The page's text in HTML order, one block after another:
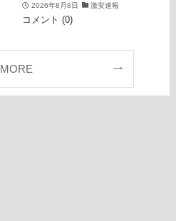
2026年8月8日 激安速報
コメント (0)
MORE